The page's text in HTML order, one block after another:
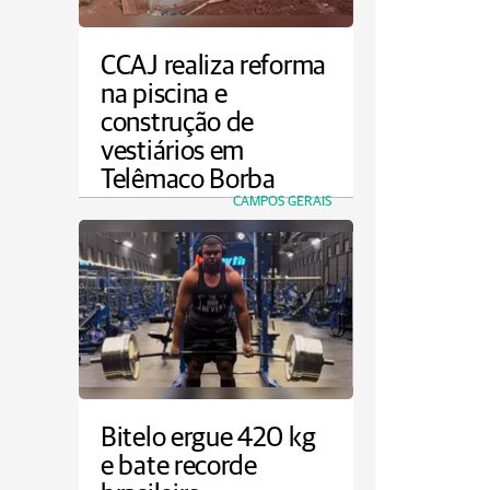
CCAJ realiza reforma
na piscina e
construção de
vestiários em
Telêmaco Borba
CAMPOS GERAIS
Bitelo ergue 420 kg
e bate recorde